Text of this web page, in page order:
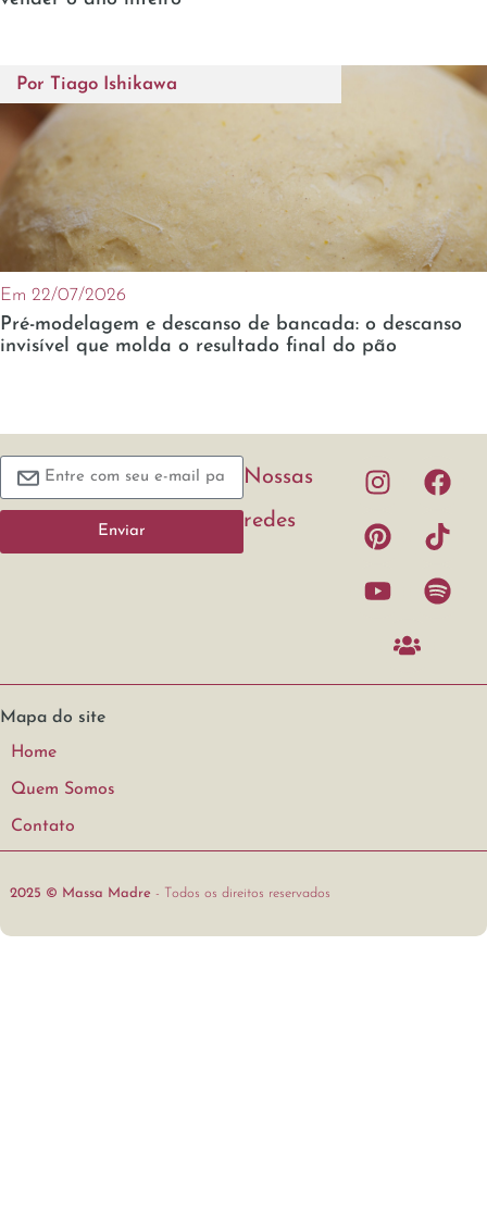
Por Tiago Ishikawa
Em 22/07/2026
Pré-modelagem e descanso de bancada: o descanso
invisível que molda o resultado final do pão
Enviar
Nossas
redes
Mapa do site
Home
Quem Somos
Contato
2025 © Massa Madre - Todos os direitos reservados